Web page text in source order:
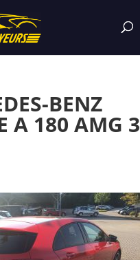
BENZ
A 180 AMG 3